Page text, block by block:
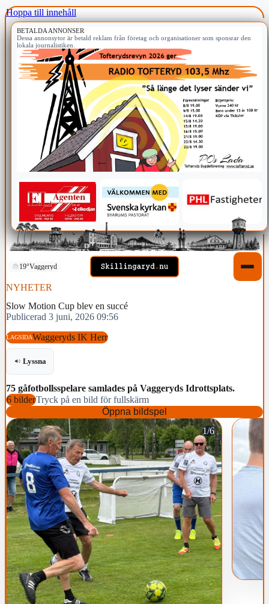
Hoppa till innehåll
BETALDA ANNONSER
Dessa annonsytor är betald reklam från företag och organisationer som sponsrar den
lokala journalistiken.
19°Vaggeryd
NYHETER
Slow Motion Cup blev en succé
Publicerad 3 juni, 2026 09:56
LAGSIDAWaggeryds IK Herr
Lyssna
75 gåfotbollsspelare samlades på Vaggeryds Idrottsplats.
6 bilderTryck på en bild för fullskärm
Öppna bildspel
1/6